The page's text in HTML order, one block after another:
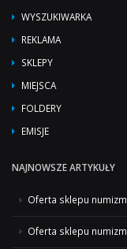
WYSZUKIWARKA
REKLAMA
SKLEPY
MIEJSCA
FOLDERY
EMISJE
NAJNOWSZE ARTYKUŁY
Oferta sklepu
Oferta sklepu